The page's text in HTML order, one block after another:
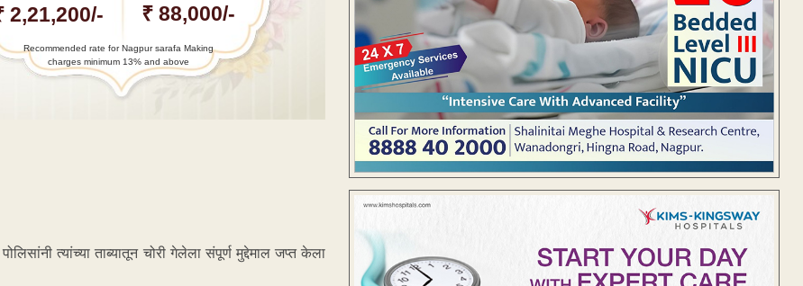
2,21,200/- ₹ 88,000/-
Recommended rate for Nagpur sarafa Making
charges minimum 13% and above
त्यांच्या ताब्यातून चोरी गेलेला संपूर्ण मुद्देमाल जप्त केला